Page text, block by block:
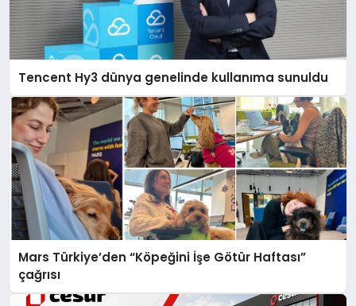
Tencent Hy3 dünya genelinde kullanıma sunuldu
Mars Türkiye’den “Köpeğini İşe Götür Haftası”
çağrısı